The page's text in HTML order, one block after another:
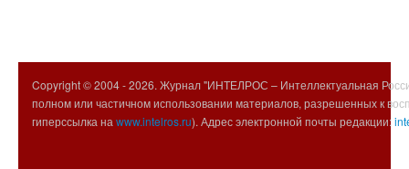
Copyright © 2004 -2026. Журнал "ИНТЕЛРОС – Интеллектуальная
полном или частичном использовании материалов, разрешенных к
гиперссылка на www.intelros.ru). Адрес электронной почты редакции: